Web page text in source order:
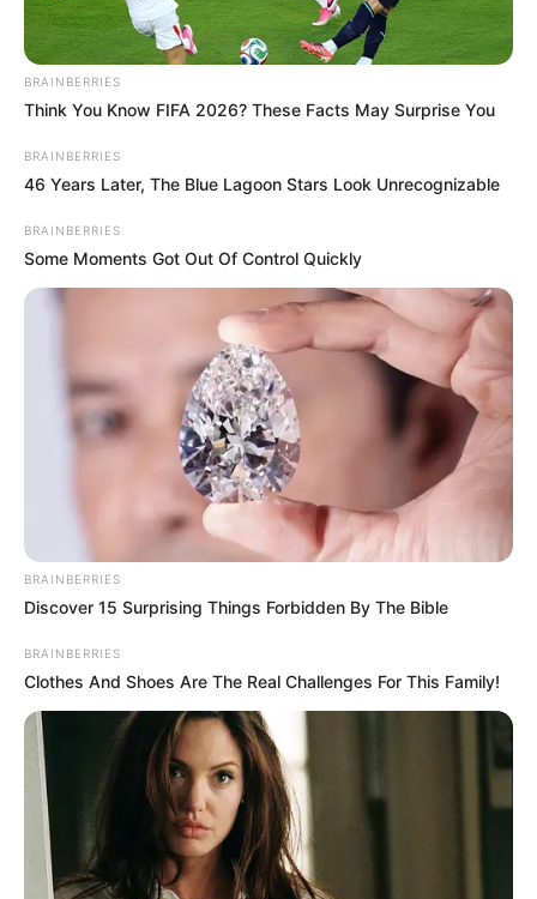
BRAINBERRIES
Think You Know FIFA 2026? These Facts May Surprise You
BRAINBERRIES
46 Years Later, The Blue Lagoon Stars Look Unrecognizable
BRAINBERRIES
Some Moments Got Out Of Control Quickly
BRAINBERRIES
Discover 15 Surprising Things Forbidden By The Bible
BRAINBERRIES
Clothes And Shoes Are The Real Challenges For This Family!